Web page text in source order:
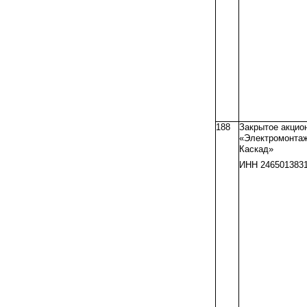
188
Закрытое
Каскад»
ИНН